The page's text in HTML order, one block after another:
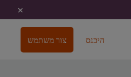
היכנס צור משתמש